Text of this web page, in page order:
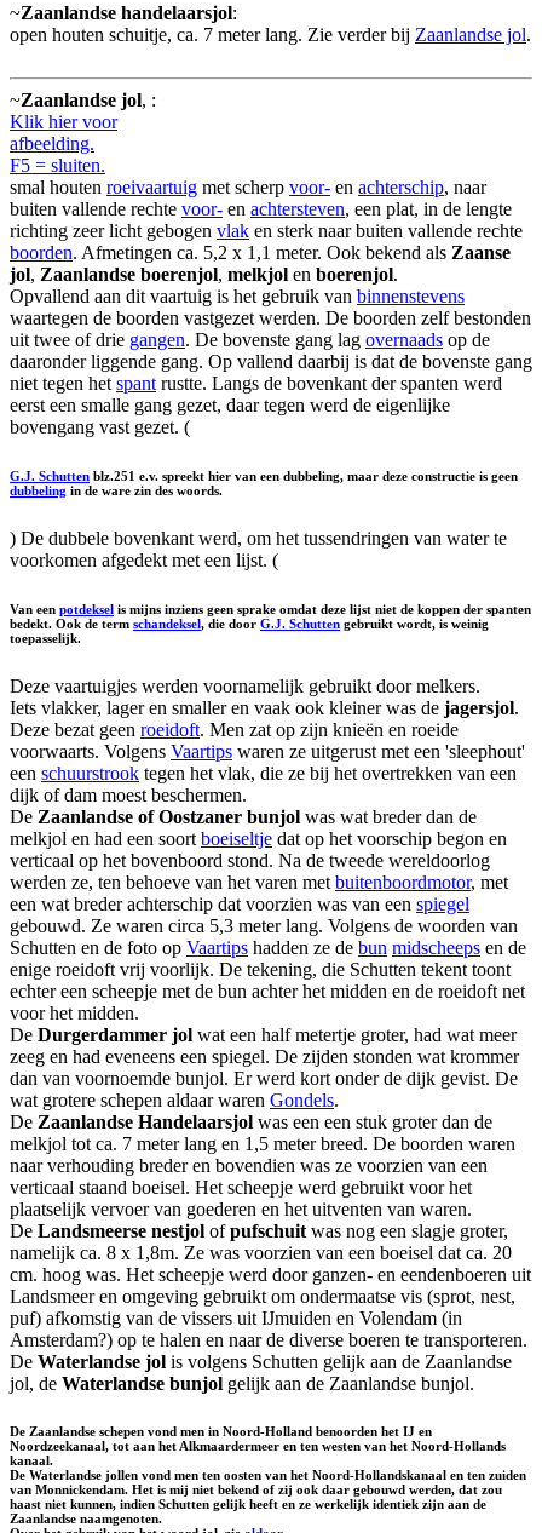
~Zaanlandse handelaarsjol:
open houten schuitje, ca. 7 meter lang. Zie verder bij Zaanlandse jol.
~Zaanlandse jol, :
Klik hier voor
afbeelding.
F5 = sluiten.
smal houten roeivaartuig met scherp voor- en achterschip, naar
buiten vallende rechte voor- en achtersteven, een plat, in de lengte
richting zeer licht gebogen vlak en sterk naar buiten vallende rechte
boorden. Afmetingen ca. 5,2 x 1,1 meter. Ook bekend als Zaanse
jol, Zaanlandse boerenjol, melkjol en boerenjol.
Opvallend aan dit vaartuig is het gebruik van binnenstevens
waartegen de boorden vastgezet werden. De boorden zelf bestonden
uit twee of drie gangen. De bovenste gang lag overnaads op de
daaronder liggende gang. Op vallend daarbij is dat de bovenste gang
niet tegen het spant rustte. Langs de bovenkant der spanten werd
eerst een smalle gang gezet, daar tegen werd de eigenlijke
bovengang vast gezet. (
G.J. Schutten blz.251 e.v. spreekt hier van een dubbeling, maar deze constructie is geen
dubbeling in de ware zin des woords.
) De dubbele bovenkant werd, om het tussendringen van water te
voorkomen afgedekt met een lijst. (
Van een potdeksel is mijns inziens geen sprake omdat deze lijst niet de koppen der spanten
bedekt. Ook de term schandeksel, die door G.J. Schutten gebruikt wordt, is weinig
toepasselijk.
Deze vaartuigjes werden voornamelijk gebruikt door melkers.
Iets vlakker, lager en smaller en vaak ook kleiner was de jagersjol.
Deze bezat geen roeidoft. Men zat op zijn knieën en roeide
voorwaarts. Volgens Vaartips waren ze uitgerust met een 'sleephout'
een schuurstrook tegen het vlak, die ze bij het overtrekken van een
dijk of dam moest beschermen.
De Zaanlandse of Oostzaner bunjol was wat breder dan de
melkjol en had een soort boeiseltje dat op het voorschip begon en
verticaal op het bovenboord stond. Na de tweede wereldoorlog
werden ze, ten behoeve van het varen met buitenboordmotor, met
een wat breder achterschip dat voorzien was van een spiegel
gebouwd. Ze waren circa 5,3 meter lang. Volgens de woorden van
Schutten en de foto op Vaartips hadden ze de bun midscheeps en de
enige roeidoft vrij voorlijk. De tekening, die Schutten tekent toont
echter een scheepje met de bun achter het midden en de roeidoft net
voor het midden.
De Durgerdammer jol wat een half metertje groter, had wat meer
zeeg en had eveneens een spiegel. De zijden stonden wat krommer
dan van voornoemde bunjol. Er werd kort onder de dijk gevist. De
wat grotere schepen aldaar waren Gondels.
De Zaanlandse Handelaarsjol was een een stuk groter dan de
melkjol tot ca. 7 meter lang en 1,5 meter breed. De boorden waren
naar verhouding breder en bovendien was ze voorzien van een
verticaal staand boeisel. Het scheepje werd gebruikt voor het
plaatselijk vervoer van goederen en het uitventen van waren.
De Landsmeerse nestjol ofpufschuit was nog een slagje groter,
namelijk ca. 8 x 1,8m. Ze was voorzien van een boeisel dat ca. 20
cm. hoog was. Het scheepje werd door ganzen- en eendenboeren uit
Landsmeer en omgeving gebruikt om ondermaatse vis (sprot, nest,
puf) afkomstig van de vissers uit IJmuiden en Volendam (in
Amsterdam?) op te halen en naar de diverse boeren te transporteren.
De Waterlandse jol is volgens Schutten gelijk aan de Zaanlandse
jol, de Waterlandse bunjol gelijk aan de Zaanlandse bunjol.
De Zaanlandse schepen vond men in Noord-Holland benoorden het IJ en
Noordzeekanaal, tot aan het Alkmaardermeer en ten westen van het Noord-Hollands
kanaal.
De Waterlandse jollen vond men ten oosten van het Noord-Hollandskanaal en ten zuiden
van Monnickendam. Het is mij niet bekend of zij ook daar gebouwd werden, dat zou
haast niet kunnen, indien Schutten gelijk heeft en ze werkelijk identiek zijn aan de
Zaanlandse naamgenoten.